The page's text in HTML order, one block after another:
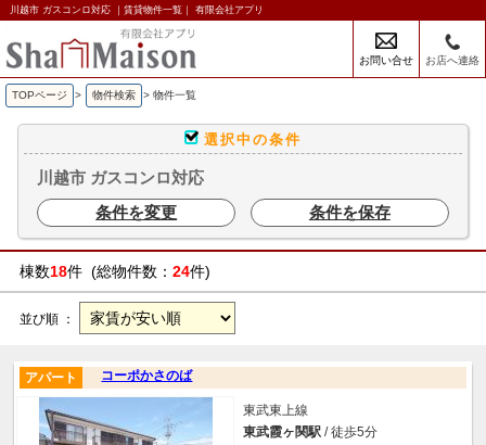
川越市 ガスコンロ対応 ｜賃貸物件一覧｜ 有限会社アプリ
お問い合せ お店へ連絡
TOPページ > 物件検索 > 物件一覧
選択中の条件
川越市 ガスコンロ対応
条件を変更
条件を保存
棟数18件 (総物件数： 24件)
並び順 ：
コーポかさのば
アパート
東武東上線
東武霞ヶ関駅 / 徒歩5分